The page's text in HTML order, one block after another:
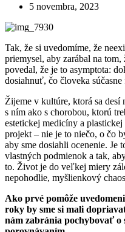
5 novembra, 2023
Tak, že si uvedomíme, že
priemysel, aby zarábal na
povedal, že je to asymptota:
dosiahnuť, čo človeka
Žijeme v kultúre, ktorá sa desí
s ním ako s chorobou, ktorú
estetickej medicíny a
projekt – nie je to niečo, o čo
aby sme dosiahli ocenenie.
vlastných podmienok a tak,
to. Život je do veľkej miery
nepohodlie, myšlienkový
Ako prvé pomôže
roky by sme si mali
nám zabránia pochybovať o